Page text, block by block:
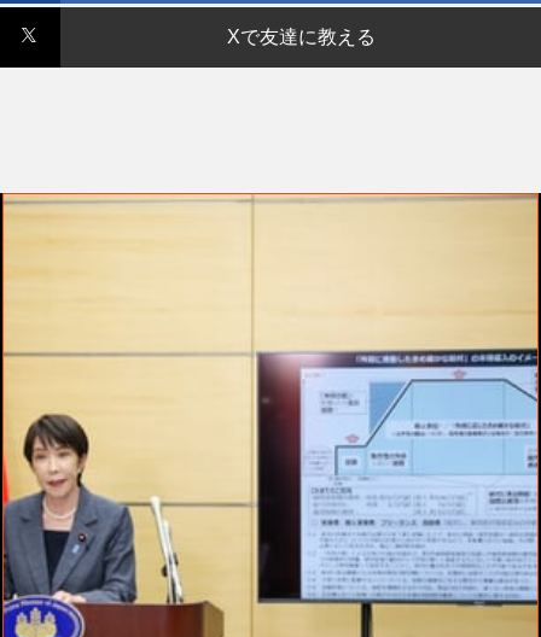
Xで友達に教える